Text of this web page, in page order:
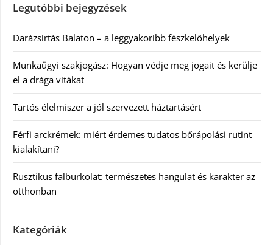
Legutóbbi bejegyzések
Darázsirtás Balaton – a leggyakoribb fészkelőhelyek
Munkaügyi szakjogász: Hogyan védje meg jogait és kerülje
el a drága vitákat
Tartós élelmiszer a jól szervezett háztartásért
Férfi arckrémek: miért érdemes tudatos bőrápolási rutint
kialakítani?
Rusztikus falburkolat: természetes hangulat és karakter az
otthonban
Kategóriák